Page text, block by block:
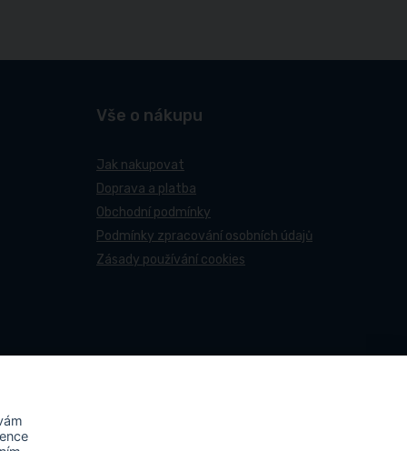
Vše o nákupu
Jak nakupovat
Doprava a platba
Obchodní podmínky
Podmínky zpracování osobních údajů
Zásady používání cookies